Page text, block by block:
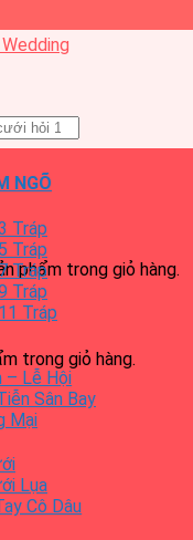
phẩm trong giỏ hàng.
trong giỏ hàng.
NGÕ
Tráp
Tráp
Tráp
Tráp
Tráp
– Lễ Hội
Sân Bay
Mại
Lụa
Cô Dâu